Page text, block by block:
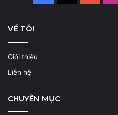
VỀ TÔI
Giới thiệu
Liên hệ
CHUYÊN MỤC